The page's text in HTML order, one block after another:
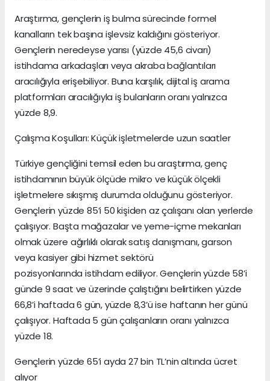
Araştırma, gençlerin iş bulma sürecinde formel
kanalların tek başına işlevsiz kaldığını gösteriyor.
Gençlerin neredeyse yarısı (yüzde 45,6 civarı)
istihdama arkadaşları veya akraba bağlantıları
aracılığıyla erişebiliyor. Buna karşılık, dijital iş arama
platformları aracılığıyla iş bulanların oranı yalnızca
yüzde 8,9.
Çalışma Koşulları: Küçük işletmelerde uzun saatler
Türkiye gençliğini temsil eden bu araştırma, genç
istihdamının büyük ölçüde mikro ve küçük ölçekli
işletmelere sıkışmış durumda olduğunu gösteriyor.
Gençlerin yüzde 85’i 50 kişiden az çalışanı olan yerlerde
çalışıyor. Başta mağazalar ve yeme-içme mekanları
olmak üzere ağırlıklı olarak satış danışmanı, garson
veya kasiyer gibi hizmet sektörü
pozisyonlarında istihdam ediliyor. Gençlerin yüzde 58’i
günde 9 saat ve üzerinde çalıştığını belirtirken yüzde
66,8’i haftada 6 gün, yüzde 8,3’ü ise haftanın her günü
çalışıyor. Haftada 5 gün çalışanların oranı yalnızca
yüzde 18.
Gençlerin yüzde 65’i ayda 27 bin TL’nin altında ücret
alıyor